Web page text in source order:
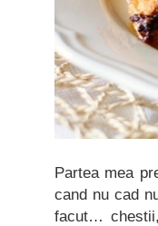
Partea mea
cand nu cad
facut…